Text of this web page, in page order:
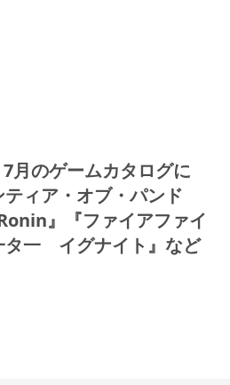
のゲームカタログに
ティア・オブ・パンド
』『ファイアファイ
タ一 イグナイト』など